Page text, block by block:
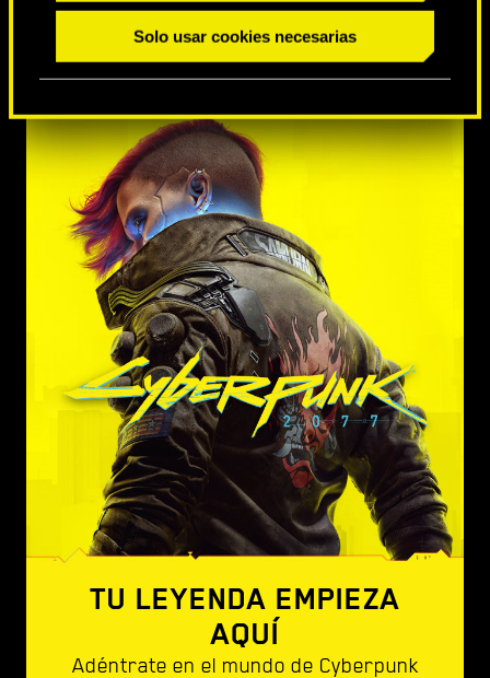
Solo usar cookies necesarias
TU LEYENDA EMPIEZA
AQUÍ
Adéntrate en el mundo de Cyberpunk